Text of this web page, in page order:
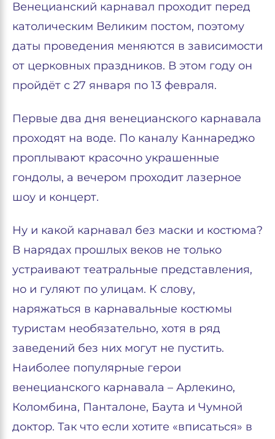
Венецианский карнавал проходит перед
католическим Великим постом, поэтому
даты проведения меняются в зависимости
от церковных праздников. В этом году он
пройдёт с 27 января по 13 февраля.
Первые два дня венецианского карнавала
проходят на воде. По каналу Каннареджо
проплывают красочно украшенные
гондолы, а вечером проходит лазерное
шоу и концерт.
Ну и какой карнавал без маски и костюма?
В нарядах прошлых веков не только
устраивают театральные представления,
но и гуляют по улицам. К слову,
наряжаться в карнавальные костюмы
туристам необязательно, хотя в ряд
заведений без них могут не пустить.
Наиболее популярные герои
венецианского карнавала – Арлекино,
Коломбина, Панталоне, Баута и Чумной
доктор. Так что если хотите «вписаться» в